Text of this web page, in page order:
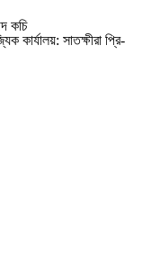
কচি
কার্যালয়: সাতক্ষীরা প্রি-